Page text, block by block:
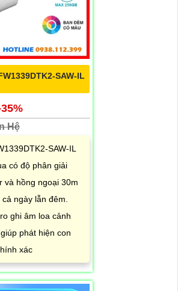
SAW-IL
Hệ
SAW-IL
có độ phân giải
và hồng ngoại 30m
ngày lẫn đêm.
ghi âm loa cảnh
phát hiện con
xác